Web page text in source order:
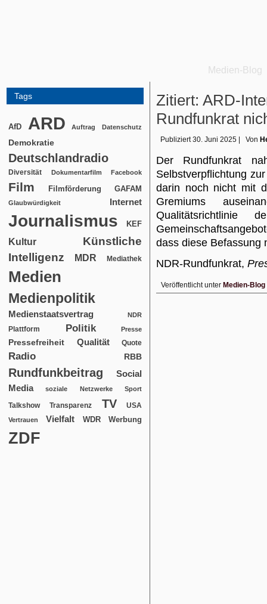
Medien-Blog
Tags
AfD ARD Auftrag Datenschutz
Demokratie
Deutschlandradio
Diversität Dokumentarfilm Facebook
Film Filmförderung GAFAM
Glaubwürdigkeit Internet
Journalismus KEF
Kultur
Künstliche
Intelligenz
MDR Mediathek
Medien
Medienpolitik
Medienstaatsvertrag NDR
Plattform Politik Presse
Pressefreiheit Qualität Quote
Radio RBB
Rundfunkbeitrag
Social
Media
soziale Netzwerke Sport
Talkshow Transparenz TV USA
Vertrauen Vielfalt WDR Werbung
ZDF
Zitiert: ARD-
Rundfunkrat
Publiziert 30. Juni 2025 Von
Der Rundfunkrat
Selbstverpflichtung
darin noch nicht mit
Gremiums
Qualitätsrichtlinie
dass diese Befassung
NDR-Rundfunkrat,
Veröffentlicht unter Medien-Blog